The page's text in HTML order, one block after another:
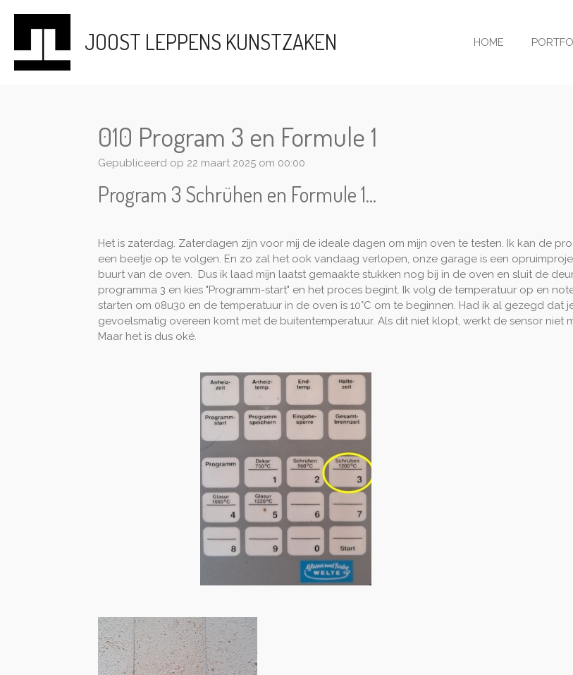
Ga
direct
de
JOOST LEPPENS KUNSTZAKEN HOME
010 Program 3 en Formule 1
Gepubliceerd op 22 maart 2025 om 00:00
Program 3 Schrühen en Formule 1...
Het is zaterdag. Zaterdagen zijn voor mij de ideale dagen om mijn oven te testen. Ik kan de
een beetje op te volgen. En zo zal het ook vandaag verlopen, onze garage is een
buurt van de oven. Dus ik laad mijn laatst gemaakte stukken nog bij in de oven en sluit de
programma 3 en kies "Programm-start" en het proces begint. Ik volg de temperatuur op en
starten om 08u30 en de temperatuur in de oven is 10°C om te beginnen. Had ik al gezegd
gevoelsmatig overeen komt met de buitentemperatuur. Als dit niet klopt, werkt de sensor
Maar het is dus oké.